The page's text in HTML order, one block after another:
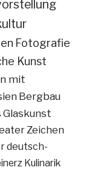
Fotografie
Kunst
mit
Bergbau
Glaskunst
Zeichen
deutsch-
Kulinarik